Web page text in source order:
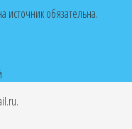
источник обязательна.